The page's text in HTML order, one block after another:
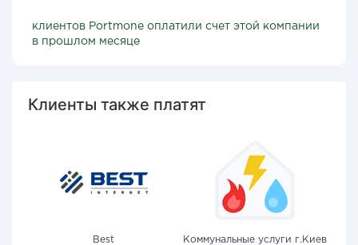
клиентов Portmone оплатили счет этой компании
в прошлом месяце
Клиенты также платят
Best
Коммунальные услуги г.Киев